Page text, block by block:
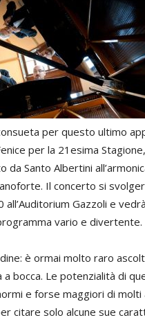
per questo ultimo
per la 21esima
da Santo Albertini
Il concerto si
all’Auditorium Gazzoli e vedrà
vario e divertente.
è ormai molto raro
a bocca. Le potenzialità di
e forse maggiori di molti
citare solo alcune sue